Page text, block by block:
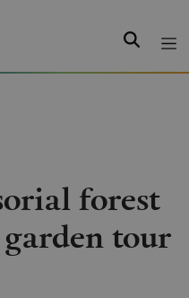
Search
forest
tour